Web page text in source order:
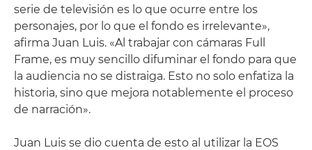
serie de televisión es lo que ocurre entre los
personajes, por lo que el fondo es irrelevante»,
afirma Juan Luis. «Al trabajar con cámaras Full
Frame, es muy sencillo difuminar el fondo para que
la audiencia no se distraiga. Esto no solo enfatiza la
historia, sino que mejora notablemente el proceso
de narración».
Juan Luis se dio cuenta de esto al utilizar la EOS